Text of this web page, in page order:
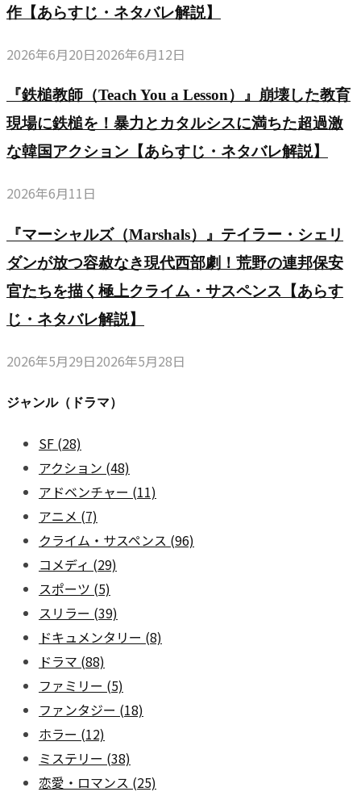
作【あらすじ・ネタバレ解説】
2026年6月20日2026年6月12日
『鉄槌教師（Teach You a Lesson）』崩壊した教育
現場に鉄槌を！暴力とカタルシスに満ちた超過激
な韓国アクション【あらすじ・ネタバレ解説】
2026年6月11日
『マーシャルズ（Marshals）』テイラー・シェリ
ダンが放つ容赦なき現代西部劇！荒野の連邦保安
官たちを描く極上クライム・サスペンス【あらす
じ・ネタバレ解説】
2026年5月29日2026年5月28日
ジャンル（ドラマ）
SF (28)
アクション (48)
アドベンチャー (11)
アニメ (7)
クライム・サスペンス (96)
コメディ (29)
スポーツ (5)
スリラー (39)
ドキュメンタリー (8)
ドラマ (88)
ファミリー (5)
ファンタジー (18)
ホラー (12)
ミステリー (38)
恋愛・ロマンス (25)